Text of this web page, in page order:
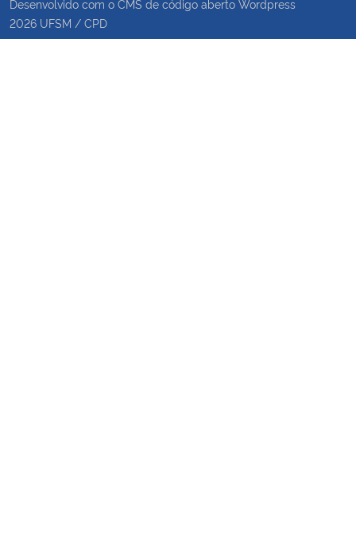
Desenvolvido com o CMS de código aberto Wordpress
2026 UFSM / CPD